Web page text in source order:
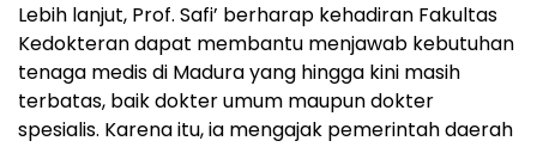
Lebih lanjut, Prof. Safi’ berharap kehadiran Fakultas
Kedokteran dapat membantu menjawab kebutuhan
tenaga medis di Madura yang hingga kini masih
terbatas, baik dokter umum maupun dokter
spesialis. Karena itu, ia mengajak pemerintah daerah